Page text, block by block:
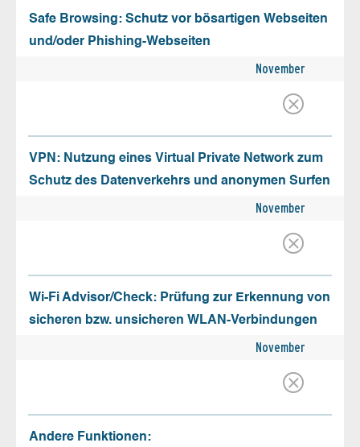
Safe Browsing: Schutz vor bösartigen Webseiten
und/oder Phishing-Webseiten
November
VPN: Nutzung eines Virtual Private Network zum
Schutz des Datenverkehrs und anonymen Surfen
November
Wi-Fi Advisor/Check: Prüfung zur Erkennung von
sicheren bzw. unsicheren WLAN-Verbindungen
November
Andere Funktionen: